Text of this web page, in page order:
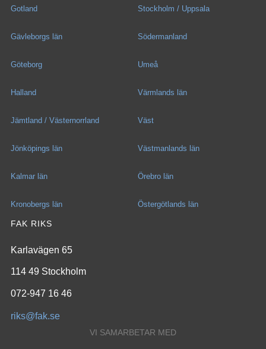
Gotland
Gävleborgs län
Göteborg
Halland
Jämtland / Västernorrland
Jönköpings län
Kalmar län
Kronobergs län
Stockholm / Uppsala
Södermanland
Umeå
Värmlands län
Väst
Västmanlands län
Örebro län
Östergötlands län
FAK RIKS
Karlavägen 65
114 49 Stockholm
072-947 16 46
riks@fak.se
VI SAMARBETAR MED